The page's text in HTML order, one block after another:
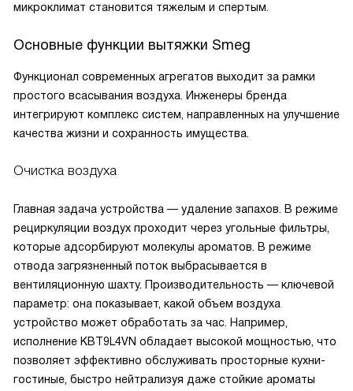
микроклимат становится тяжелым и спертым.
Основные функции вытяжки Smeg
Функционал современных агрегатов выходит за рамки
простого всасывания воздуха. Инженеры бренда
интегрируют комплекс систем, направленных на улучшение
качества жизни и сохранность имущества.
Очистка воздуха
Главная задача устройства — удаление запахов. В режиме
рециркуляции воздух проходит через угольные фильтры,
которые адсорбируют молекулы ароматов. В режиме
отвода загрязненный поток выбрасывается в
вентиляционную шахту. Производительность — ключевой
параметр: она показывает, какой объем воздуха
устройство может обработать за час. Например,
исполнение KBT9L4VN обладает высокой мощностью, что
позволяет эффективно обслуживать просторные кухни-
гостиные, быстро нейтрализуя даже стойкие ароматы